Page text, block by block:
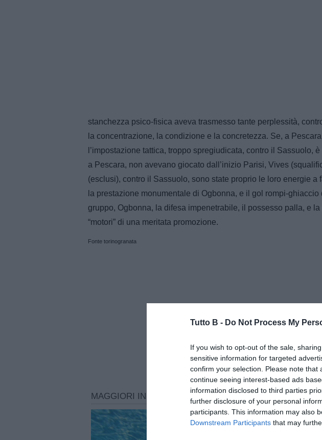
Tutto B - Do Not Process My
If you wish to opt-out of the sale,
sensitive information for targeted
confirm your selection. Please note
continue seeing interest-based ads
information disclosed to third parties
further disclosure of your personal
participants. This information may also
Downstream Participants that may
stanchezza psico-fisica aveva trasmesso tante perplessità,
la concentrazione, la condizione e la concretezza. Se, a
l’impostazione tattica, troppo spregiudicata, contro il Sassuolo,
a Pescara, non avevano giocato dall’inizio Parisi, Vives
(esclusi), contro il Sassuolo, sono state proprio le loro energie a
la prestazione monumentale di Ogbonna, e il gol rompi-ghiaccio
gruppo, Ogbonna, la difesa impenetrabile, il possesso palla, e
“motori” di una meritata promozione.
Fonte torinogranata